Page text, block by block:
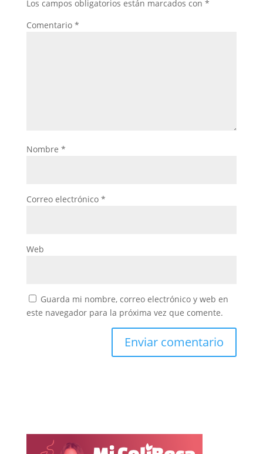
Los campos obligatorios están marcados con *
Comentario *
Nombre *
Correo electrónico *
Web
Guarda mi nombre, correo electrónico y web en
este navegador para la próxima vez que comente.